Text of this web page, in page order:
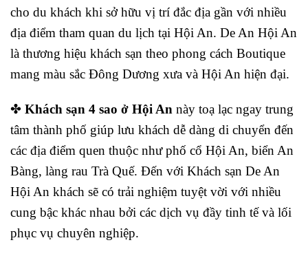
cho du khách khi sở hữu vị trí đắc địa gần với nhiều
địa điểm tham quan du lịch tại Hội An. De An Hội An
là thương hiệu khách sạn theo phong cách Boutique
mang màu sắc Đông Dương xưa và Hội An hiện đại.
✤ Khách sạn 4 sao ở Hội An này toạ lạc ngay trung
tâm thành phố giúp lưu khách dễ dàng di chuyển đến
các địa điểm quen thuộc như phố cổ Hội An, biển An
Bàng, làng rau Trà Quế. Đến với Khách sạn De An
Hội An khách sẽ có trải nghiệm tuyệt vời với nhiều
cung bậc khác nhau bởi các dịch vụ đầy tinh tế và lối
phục vụ chuyên nghiệp.